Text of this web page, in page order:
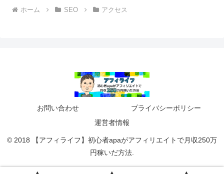
ホーム SEO アクセス
お問い合わせ
プライバシーポリシー
運営者情報
© 2018 【アフィライフ】初心者apaがアフィリエイトで月収250万
円稼いだ方法.